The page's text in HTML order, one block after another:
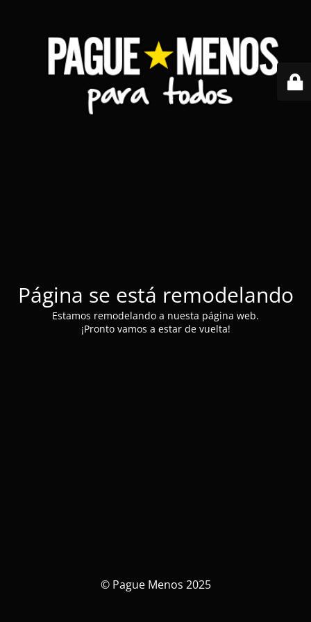
Página se está remodelando
Estamos remodelando a nuesta página web.
¡Pronto vamos a estar de vuelta!
© Pague Menos 2025